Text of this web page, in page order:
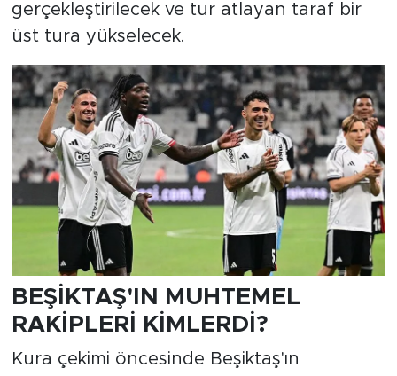
gerçekleştirilecek ve tur atlayan taraf bir
üst tura yükselecek.
BEŞİKTAŞ'IN MUHTEMEL
RAKİPLERİ KİMLERDİ?
Kura çekimi öncesinde Beşiktaş'ın